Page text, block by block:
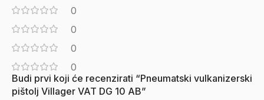
0
0
0
0
Budi prvi koji će recenzirati “Pneumatski vulkanizerski
pištolj Villager VAT DG 10 AB”